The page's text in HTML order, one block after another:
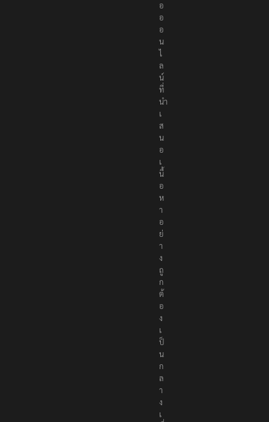
น
สื่
อ
อ
อ
น
ไ
ล
น์
ที่
นำ
เ
ส
น
อ
เ
นื้
อ
ห
า
อ
ย่
า
ง
ถู
ก
ต้
อ
ง
เ
ป็
น
ก
ล
า